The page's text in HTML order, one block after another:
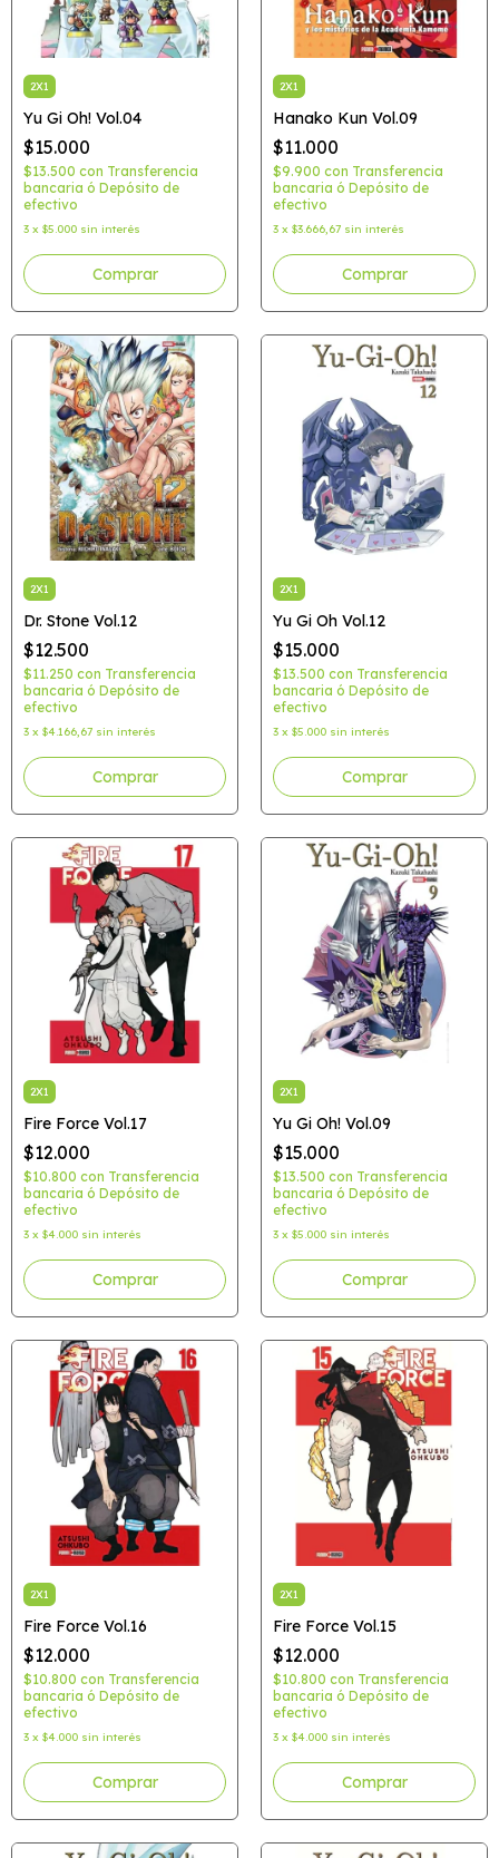
2X1
Yu Gi Oh! Vol.04
$15.000
$13.500 con Transferencia
bancaria ó Depósito de
efectivo
3 x $5.000 sin interés
2X1
Hanako Kun Vol.09
$11.000
$9.900 con Transferencia
bancaria ó Depósito de
efectivo
3 x $3.666,67 sin interés
2X1
Dr. Stone Vol.12
$12.500
$11.250 con Transferencia
bancaria ó Depósito de
efectivo
3 x $4.166,67 sin interés
2X1
Yu Gi Oh Vol.12
$15.000
$13.500 con Transferencia
bancaria ó Depósito de
efectivo
3 x $5.000 sin interés
2X1
Fire Force Vol.17
$12.000
$10.800 con Transferencia
bancaria ó Depósito de
efectivo
3 x $4.000 sin interés
2X1
Yu Gi Oh! Vol.09
$15.000
$13.500 con Transferencia
bancaria ó Depósito de
efectivo
3 x $5.000 sin interés
2X1
Fire Force Vol.16
$12.000
$10.800 con Transferencia
bancaria ó Depósito de
efectivo
3 x $4.000 sin interés
2X1
Fire Force Vol.15
$12.000
$10.800 con Transferencia
bancaria ó Depósito de
efectivo
3 x $4.000 sin interés